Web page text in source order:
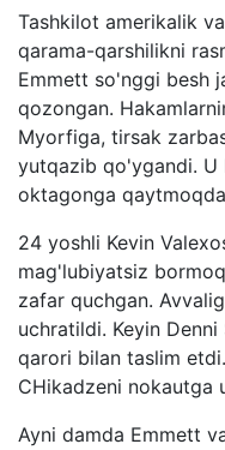
Tashkilot amerikalik
qarama-qarshilikni
Emmett so'nggi besh
qozongan.
Myorfiga, tirsak
yutqazib qo'ygandi.
oktagonga
24 yoshli Kevin
mag'lubiyatsiz
zafar quchgan.
uchratildi. Keyin
qarori bilan taslim
CHikadzeni nokautga
Ayni damda Emmett